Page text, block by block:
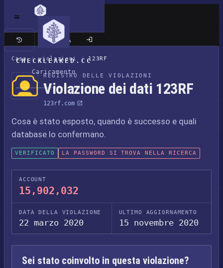
CHECKLEAKED.CC
Caricamento
Sito classico
Casa / violazioni / 123RF
REGISTRO DELLE VIOLAZIONI
Violazione dei dati 123RF
123rf.com
Cosa è stato esposto, quando è successo e quali
database lo confermano.
VERIFICATO LA PASSWORD SI TROVA NELLA RICERCA
ACCOUNT
15,902,032
DATA DELLA VIOLAZIONE
22 marzo 2020
ULTIMO AGGIORNAMENTO
15 novembre 2020
Sei stato coinvolto in questa violazione?